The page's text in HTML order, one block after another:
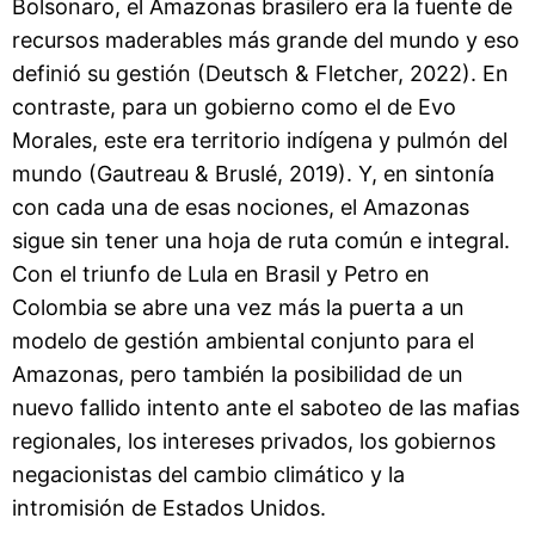
Bolsonaro, el Amazonas brasilero era la fuente de
recursos maderables más grande del mundo y eso
definió su gestión (Deutsch & Fletcher, 2022). En
contraste, para un gobierno como el de Evo
Morales, este era territorio indígena y pulmón del
mundo (Gautreau & Bruslé, 2019). Y, en sintonía
con cada una de esas nociones, el Amazonas
sigue sin tener una hoja de ruta común e integral.
Con el triunfo de Lula en Brasil y Petro en
Colombia se abre una vez más la puerta a un
modelo de gestión ambiental conjunto para el
Amazonas, pero también la posibilidad de un
nuevo fallido intento ante el saboteo de las mafias
regionales, los intereses privados, los gobiernos
negacionistas del cambio climático y la
intromisión de Estados Unidos.